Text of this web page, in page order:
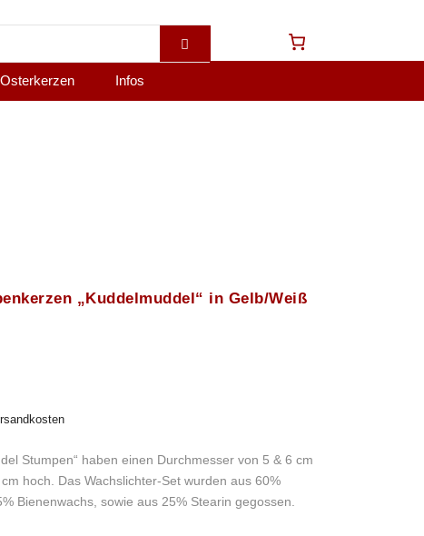
Osterkerzen Infos
„Kuddelmuddel“ in Gelb/Weiß
Stumpen“ haben einen Durchmesser von 5 & 6 cm
hoch. Das Wachslichter-Set wurden aus 60%
Bienenwachs, sowie aus 25% Stearin gegossen.